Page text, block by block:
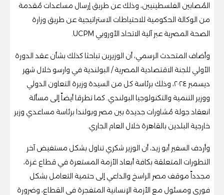
المُصابين الفلسطينيين، وذلك عن طريق إرسال مساعدات مُقدمة
من الوكالة الحكومية للاحتياطات الاستراتيجية عن طريق وزارة
الصحة المصرية عبر آلية الاتحاد الأوروبي UCPM.
وأضاف المتحدث الرسمي، أن الوزيرين تباحثا كذلك بشأن عقد الدورة
الأولي للجنة الاقتصادية المصرية / البولندية في وارسو خلال شهر
ديسمبر ٢٠٢٤، وذلك برئاسة كل من السيدة وزيرة التعاون الدولي
ووزير التنمية والتكنولوجيا البولندي. كما تطرقا أيضاً إلى مسألة
انعقاد جولة مُشاورات جديدة بين مصر وبولندا برئاسة مساعدي وزير
خارجية البلدين بالقاهرة خلال العام الجاري.
وأردف السفير أبو زيد، أن الوزير شكري تناول بشكل مستفيض آخر
التطورات المتعلقة بكافة أبعاد الأزمة المستعرة في قطاع غزة،
مجدداً موقف مصر الراسخ والداعي إلى حتمية التعامل بشكل
فوري ومسئول مع الأزمة الإنسانية المتفجرة في القطاع، وضرورة